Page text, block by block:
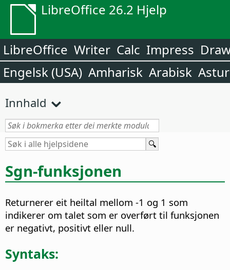
LibreOffice 26.2 Hjelp
LibreOffice Writer Calc Impress
Engelsk (USA) Amharisk Arabisk
Innhald
Sgn-funksjonen
Returnerer eit heiltal mellom -1 og 1 som
indikerer om talet som er overført til funksjonen
er negativt, positivt eller null.
Syntaks: